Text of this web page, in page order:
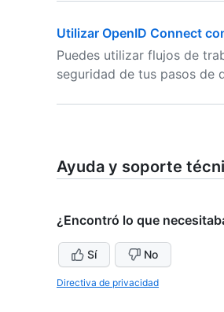
Utilizar OpenID Connect
Puedes utilizar flujos de
seguridad de tus pasos de
Ayuda y soporte
¿Encontró lo que
Sí No
Directiva de privacidad